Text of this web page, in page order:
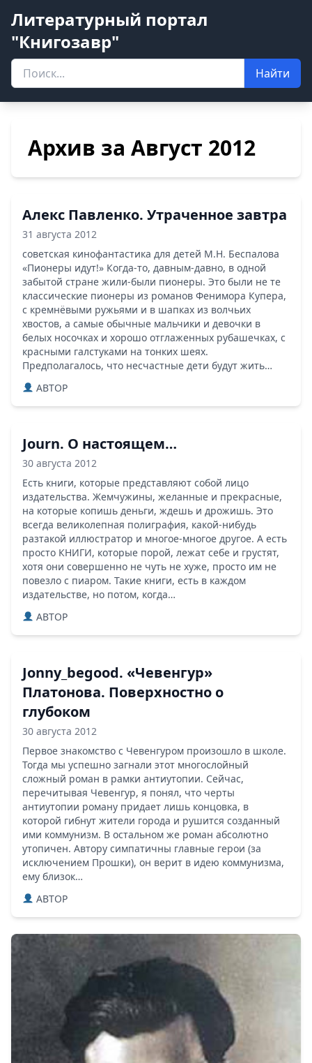
Литературный портал
"Книгозавр"
Найти
Архив за Август 2012
Алекс Павленко. Утраченное завтра
31 августа 2012
советская кинофантастика для детей М.Н. Беспалова
«Пионеры идут!» Когда-то, давным-давно, в одной
забытой стране жили-были пионеры. Это были не те
классические пионеры из романов Фенимора Купера,
с кремнёвыми ружьями и в шапках из волчьих
хвостов, а самые обычные мальчики и девочки в
белых носочках и хорошо отглаженных рубашечках, с
красными галстуками на тонких шеях.
Предполагалось, что несчастные дети будут жить…
ABTOP
Journ. О настоящем…
30 августа 2012
Есть книги, которые представляют собой лицо
издательства. Жемчужины, желанные и прекрасные,
на которые копишь деньги, ждешь и дрожишь. Это
всегда великолепная полиграфия, какой-нибудь
разтакой иллюстратор и многое-многое другое. А есть
просто КНИГИ, которые порой, лежат себе и грустят,
хотя они совершенно не чуть не хуже, просто им не
повезло с пиаром. Такие книги, есть в каждом
издательстве, но потом, когда…
ABTOP
Jonny_begood. «Чевенгур»
Платонова. Поверхностно о
глубоком
30 августа 2012
Первое знакомство с Чевенгуром произошло в школе.
Тогда мы успешно загнали этот многослойный
сложный роман в рамки антиутопии. Сейчас,
перечитывая Чевенгур, я понял, что черты
антиутопии роману придает лишь концовка, в
которой гибнут жители города и рушится созданный
ими коммунизм. В остальном же роман абсолютно
утопичен. Автору симпатичны главные герои (за
исключением Прошки), он верит в идею коммунизма,
ему близок…
ABTOP